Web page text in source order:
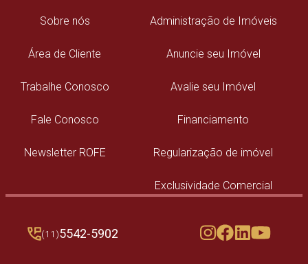
Sobre nós
Área de Cliente
Trabalhe Conosco
Fale Conosco
Newsletter ROFE
Administração de Imóveis
Anuncie seu Imóvel
Avalie seu Imóvel
Financiamento
Regularização de imóvel
Exclusividade Comercial
(11)5542-5902